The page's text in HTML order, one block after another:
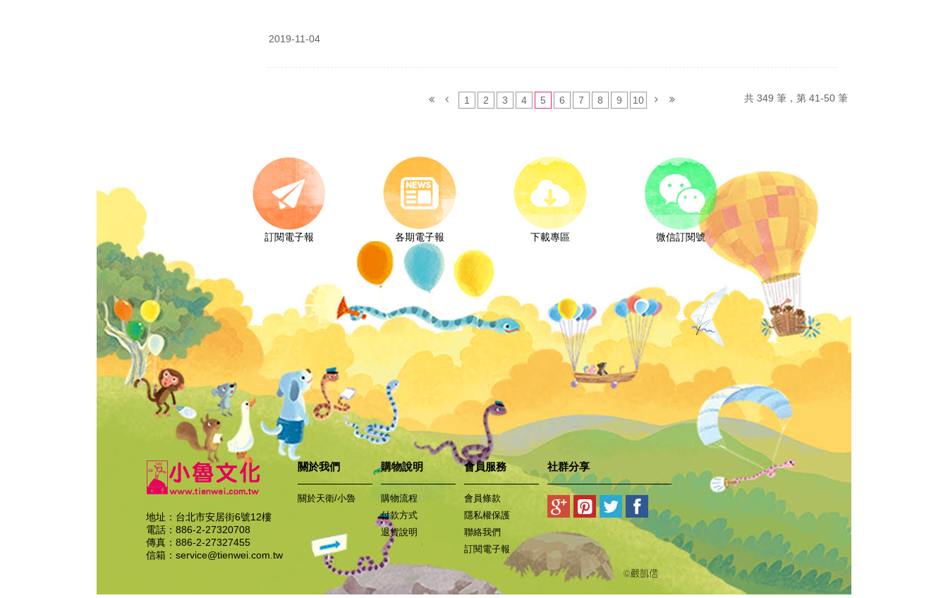
2019-11-04
共 349 筆，第 41-50 筆
1 2 3 4 5 6 7 8 9 10
訂閱電子報 各期電子報 下載專區 微信訂閱號
地址：台北市安居街6號12樓
電話：886-2-27320708
傳真：886-2-27327455
信箱： service@tienwei.com.tw
關於我們
關於天衛/小魯
購物說明
購物流程
付款方式
退貨說明
會員服務
會員條款
隱私權保護
聯絡我們
訂閱電子報
社群分享